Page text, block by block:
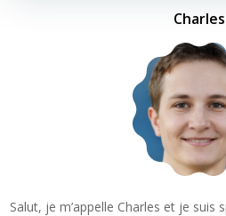
Charles
Salut, je m’appelle Charles et je suis